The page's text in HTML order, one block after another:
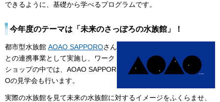
できるように、基礎から学べるプログラムです。
今年度のテーマは「未来のさっぽろの水族館」！
都市型水族館 AOAO SAPPOROさん
との連携事業として実施し、ワーク
ショップの中では、AOAO SAPPOR
Oの見学会も行います。
実際の水族館を見て未来の水族館に対するイメージをふくらませ、